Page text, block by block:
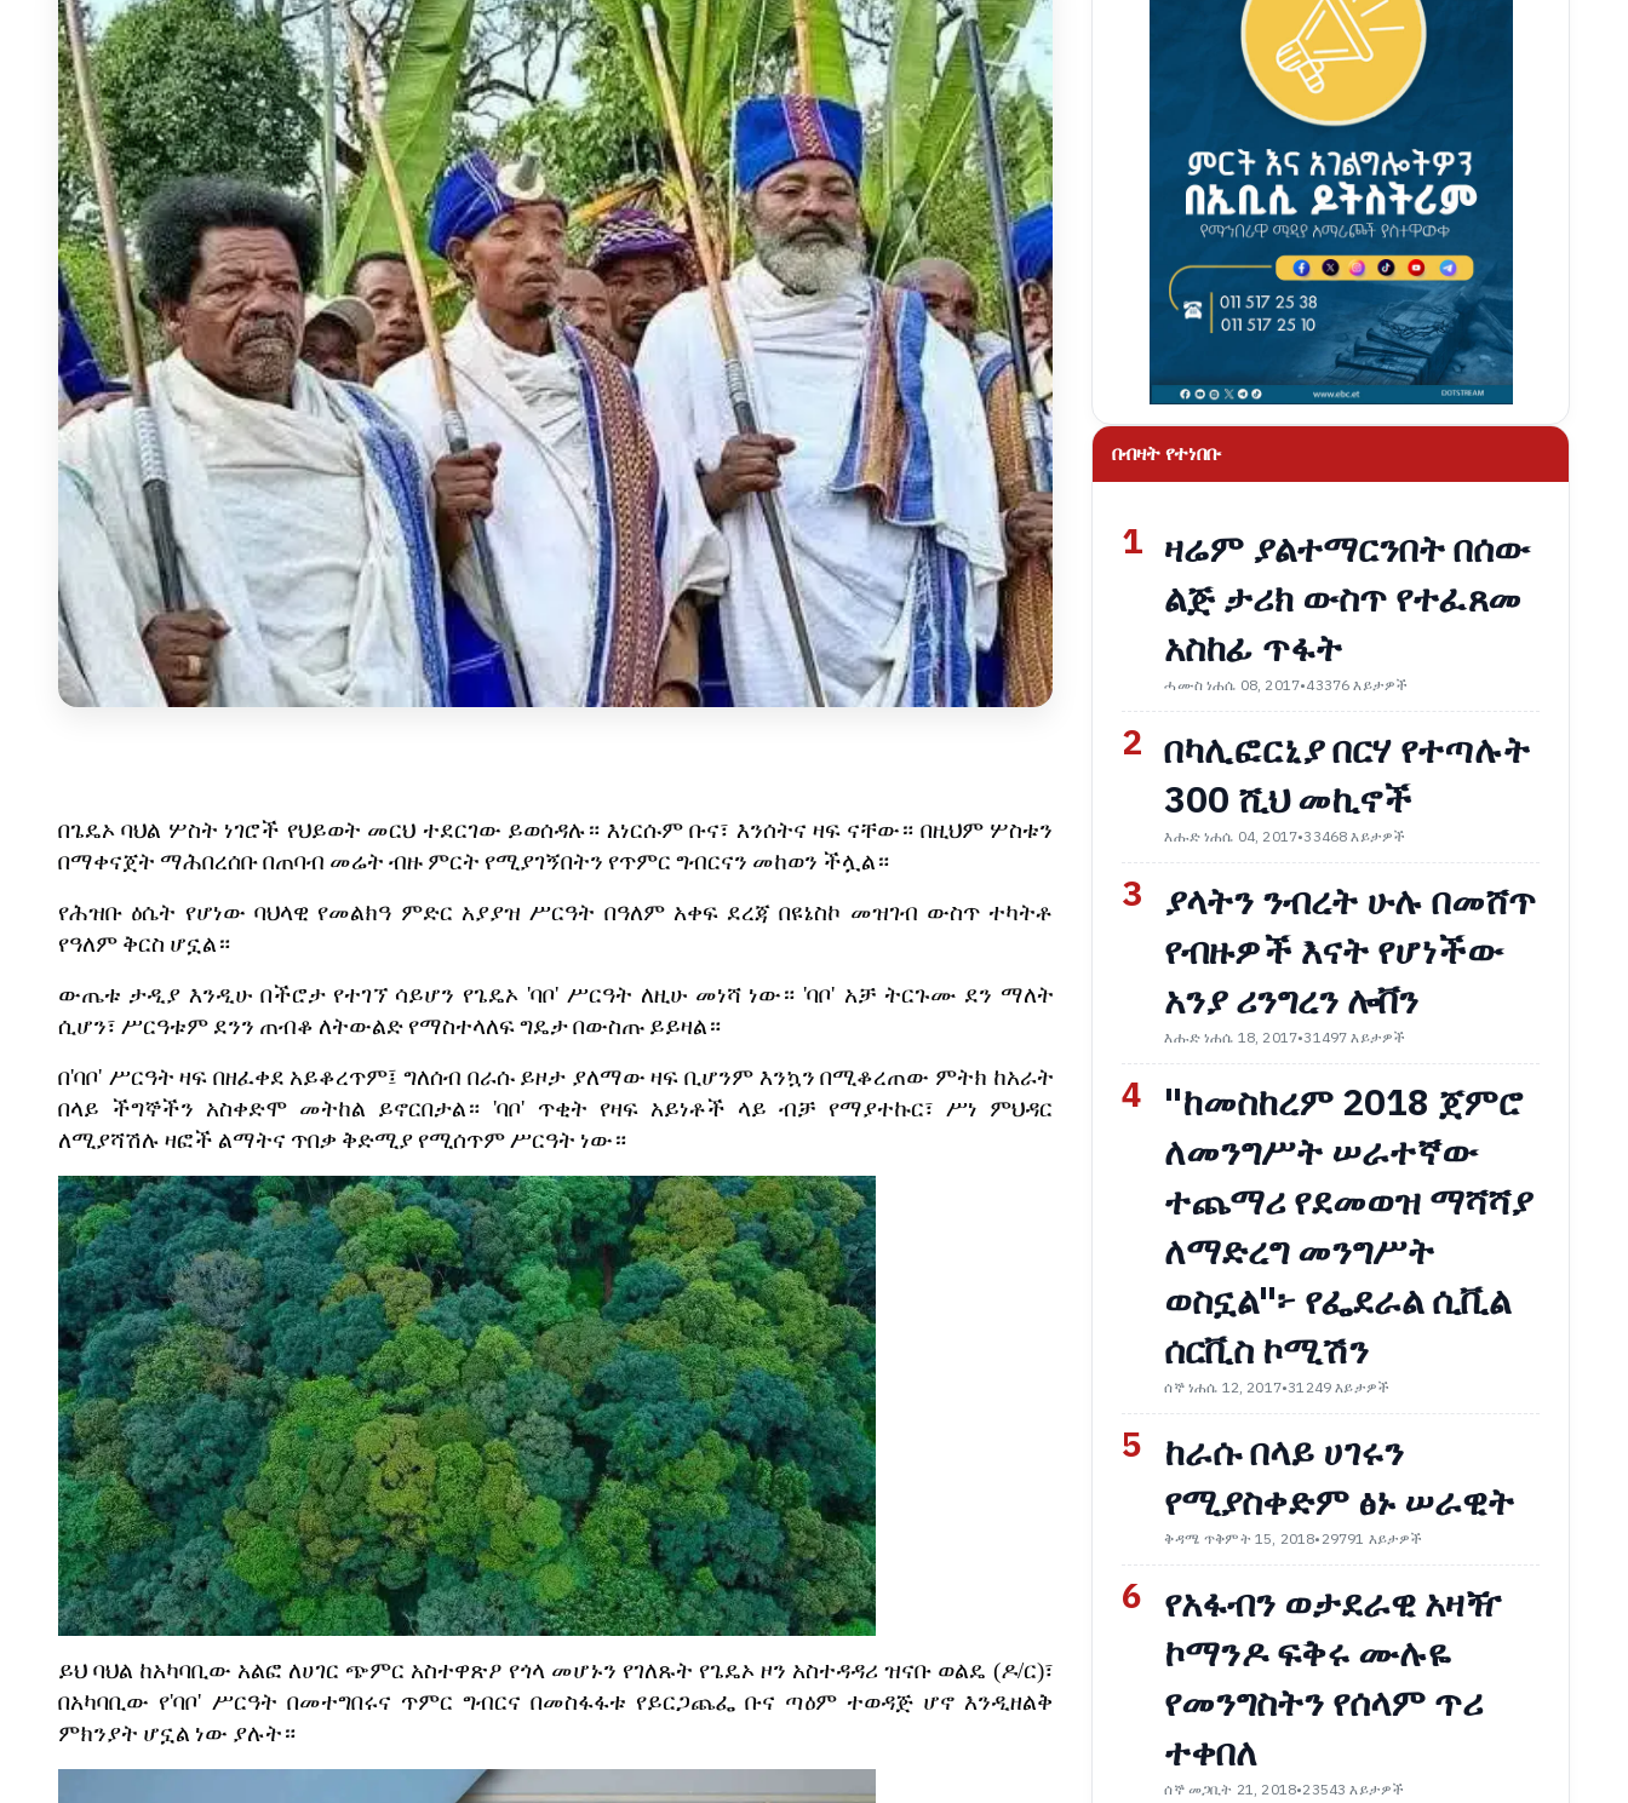
በጌዴኦ ባህል ሦስት ነገሮች የህይወት መርህ ተደርገው ይወሰዳሉ። እነርሱም ቡና፣ እንሰትና ዛፍ ናቸው። በዚህም ሦስቱን
በማቀናጀት ማሕበረሰቡበጠባብ መሬት ብዙ ምርት የሚያገኝበትን የጥምር ግብርናን መከወን ችሏል።
የሕዝቡ ዕሴት የሆነው ባህላዊ የመልክዓ ምድር አያያዝ ሥርዓት በዓለም አቀፍ ደረጃ በዩኔስኮ መዝገብ ውስጥ ተካትቶ
የዓለም ቅርስ ሆኗል።
ውጤቱ ታዲያ እንዲሁ በችሮታ የተገኘ ሳይሆን የጌዴኦ'ባቦ'ሥርዓት ለዚሁ መነሻ ነው። 'ባቦ' አቻ ትርጉሙ ደን ማለት
ሲሆን፣ ሥርዓቱም ደንን ጠብቆ ለትውልድ የማስተላለፍግዴታበውስጡ ይይዛል።
በ'ባቦ' ሥርዓት ዛፍ በዘፈቀደ አይቆረጥም፤ ግለሰብ በራሱ ይዞታ ያለማው ዛፍ ቢሆንም እንኳን በሚቆረጠው ምትክ ከአራት
በላይ
ችግኞችን አስቀድሞ መትከል ይኖርበታል። 'ባቦ' ጥቂት የዛፍ አይነቶች ላይ ብቻ የማያተኩር፣ ሥነ ምህዳር
ለሚያሻሽሉ ዛፎች ልማትና ጥበቃ ቅድሚያ የሚሰጥምሥርዓት ነው።
ይህ ባህል ከአካባቢው አልፎ ለሀገር ጭምር አስተዋጽዖ የጎላ መሆኑን የገለጹት የጌዴኦ ዞን አስተዳዳሪ ዝናቡ ወልዴ (ዶ/ር)፣
በአካባቢው የ'ባቦ'ሥርዓት በመተግበሩና ጥምር ግብርና በመስፋፋቱ የይርጋጨፌ ቡና ጣዕም ተወዳጅ ሆኖ እንዲዘልቅ
ምክንያት ሆኗል ነው ያሉት።
በብዛት የተነበቡ
1 ዛሬም ያልተማርንበት በሰው
ልጅ ታሪክ ውስጥ የተፈጸመ
አስከፊ ጥፋት
ሓሙስ ነሐሴ 08, 2017•43376 እይታዎች
2 በካሊፎርኒያ በርሃ የተጣሉት
300 ሺህ መኪኖች
እሑድ ነሐሴ 04, 2017•33468 እይታዎች
3 ያላትን ንብረት ሁሉ በመሸጥ
የብዙዎች እናት የሆነችው
አንያ ሪንግረን ሎቨን
እሑድ ነሐሴ 18, 2017•31497 እይታዎች
4 "ከመስከረም 2018 ጀምሮ
ለመንግሥት ሠራተኛው
ተጨማሪ የደመወዝ ማሻሻያ
ለማድረግ መንግሥት
ወስኗል"፦ የፌደራል ሲቪል
ሰርቪስ ኮሚሽን
ሰኞ ነሐሴ 12, 2017•31249 እይታዎች
5 ከራሱ በላይ ሀገሩን
የሚያስቀድም ፅኑ ሠራዊት
ቅዳሜ ጥቅምት 15, 2018•29791 እይታዎች
6 የአፋብን ወታደራዊ አዛዥ
ኮማንዶ ፍቅሩ ሙሉዬ
የመንግስትን የሰላም ጥሪ
ተቀበለ
ሰኞ መጋቢት 21, 2018•23543 እይታዎች